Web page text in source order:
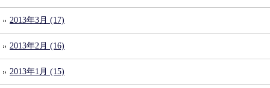
2013年3月 (17)
2013年2月 (16)
2013年1月 (15)